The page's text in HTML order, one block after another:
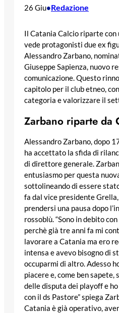
26 Giu•Redazione
Il Catania Calcio riparte con
vede protagonisti due ex
Alessandro Zarbano,
Giuseppe Sapienza, nuovo
comunicazione. Questo
capitolo per il club etneo,
categoria e valorizzare il
Zarbano riparte da
Alessandro Zarbano, dopo
ha accettato la sfida di
di direttore generale.
entusiasmo per questa
sottolineando di essere
fa dal vice presidente
prendersi una pausa dopo
rossoblù. “Sono in debito
perchè già tre anni fa mi
lavorare a Catania ma ero
intensa e avevo bisogno di
occuparmi di altro. Adesso
piacere e, come ben sapete,
delle disputa dei playoff e
con il ds Pastore” spiega
Catania è già operativo,